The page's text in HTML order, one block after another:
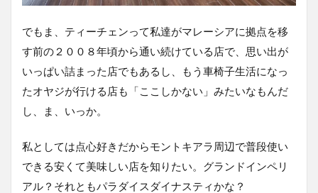
でもま、ティーチェンって私達がマレーシアに拠点を移
す前の２００８年頃から通い続けている店で、思い出が
いっぱい詰まった店でもあるし、もう車椅子生活になっ
たオヤジが行ける店も「ここしかない」みたいなもんだ
し、ま、いっか。
私としては点心好きだからモントキアラ周辺で普段使い
できる安くて美味しい店を知りたい。グランドインペリ
アル？それともパラダイスダイナスティかな？